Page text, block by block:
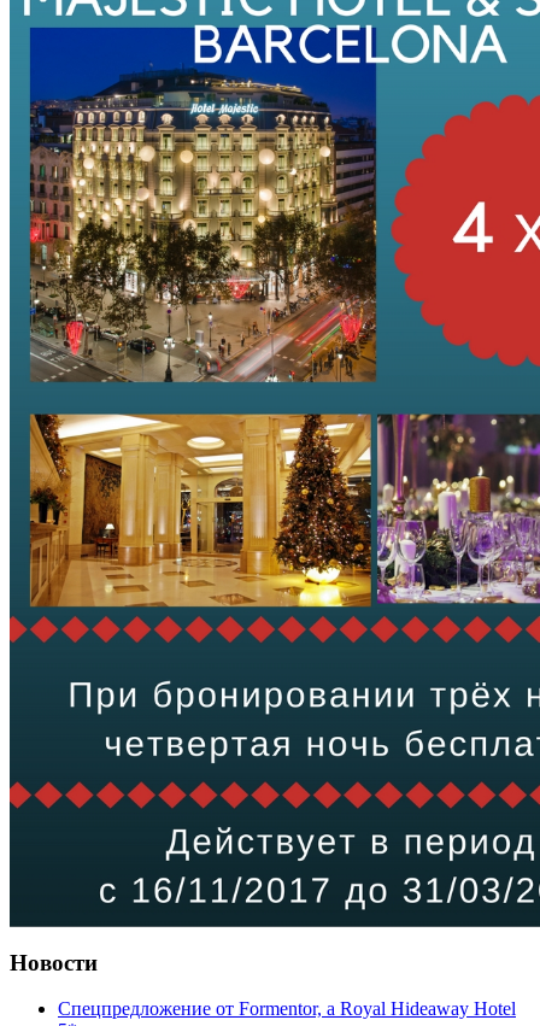
Новости
Cпецпредложение от Formentor, a Royal Hideaway Hotel